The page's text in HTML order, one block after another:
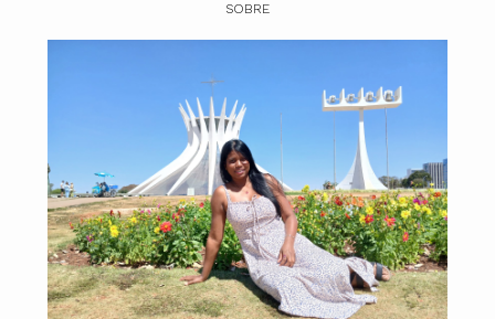
SOBRE